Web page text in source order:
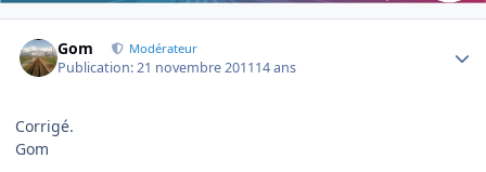
Gom Modérateur
Publication:21 novembre 201114 ans
Corrigé.
Gom